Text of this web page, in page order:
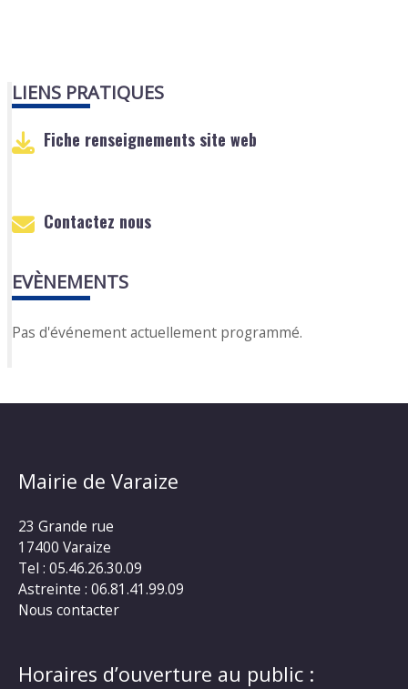
LIENS PRATIQUES
Fiche renseignements site web
Contactez nous
EVÈNEMENTS
Pas d'événement actuellement programmé.
Mairie de Varaize
23 Grande rue
17400 Varaize
Tel : 05.46.26.30.09
Astreinte : 06.81.41.99.09
Nous contacter
Horaires d’ouverture au public :